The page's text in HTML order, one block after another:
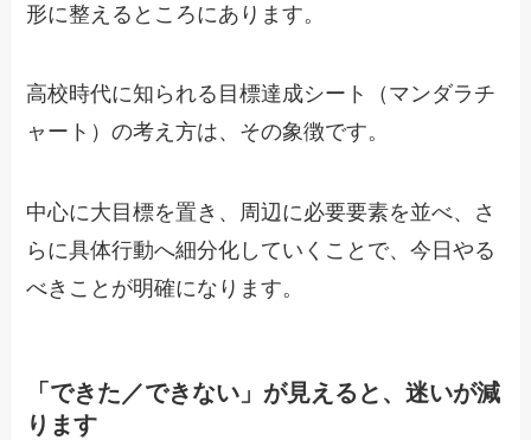
形に整えるところにあります。
高校時代に知られる目標達成シート（マンダラチ
ャート）の考え方は、その象徴です。
中心に大目標を置き、周辺に必要要素を並べ、さ
らに具体行動へ細分化していくことで、今日やる
べきことが明確になります。
「できた／できない」が見えると、迷いが減
ります